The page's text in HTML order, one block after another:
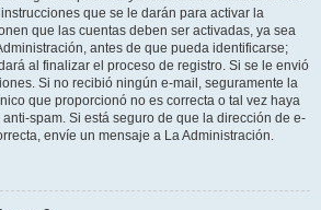
que se le darán para activar la
que las cuentas deben ser activadas, ya sea
antes de que pueda identificarse;
al finalizar el proceso de registro. Si se le envió
Si no recibió ningún e-mail, seguramente la
que proporcionó no es correcta o tal vez haya
spam. Si está seguro de que la dirección de e-
envíe un mensaje a La Administración.